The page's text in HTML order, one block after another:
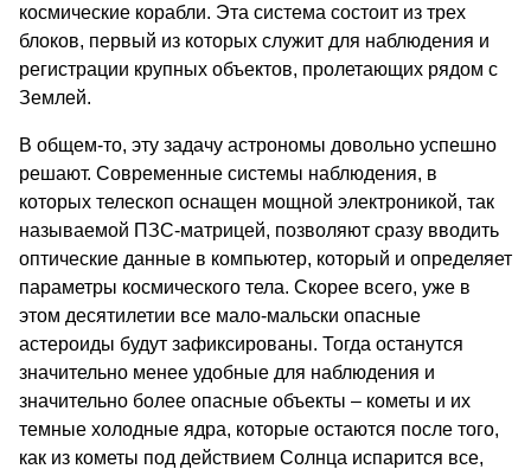
космические корабли. Эта система состоит из трех
блоков, первый из которых служит для наблюдения и
регистрации крупных объектов, пролетающих рядом с
Землей.
В общем-то, эту задачу астрономы довольно успешно
решают. Современные системы наблюдения, в
которых телескоп оснащен мощной электроникой, так
называемой ПЗС-матрицей, позволяют сразу вводить
оптические данные в компьютер, который и определяет
параметры космического тела. Скорее всего, уже в
этом десятилетии все мало-мальски опасные
астероиды будут зафиксированы. Тогда останутся
значительно менее удобные для наблюдения и
значительно более опасные объекты – кометы и их
темные холодные ядра, которые остаются после того,
как из кометы под действием Солнца испарится все,